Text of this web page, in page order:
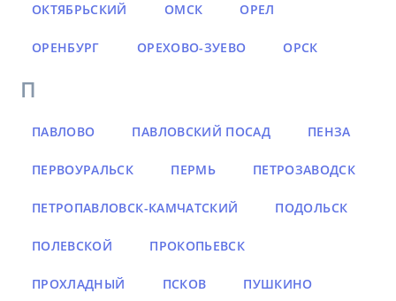
ОКТЯБРЬСКИЙ ОМСК ОРЕЛ
ОРЕНБУРГ ОРЕХОВО-ЗУЕВО ОРСК
П
ПАВЛОВО ПАВЛОВСКИЙ ПОСАД ПЕНЗА
ПЕРВОУРАЛЬСК ПЕРМЬ ПЕТРОЗАВОДСК
ПЕТРОПАВЛОВСК-КАМЧАТСКИЙ ПОДОЛЬСК
ПОЛЕВСКОЙ ПРОКОПЬЕВСК
ПРОХЛАДНЫЙ ПСКОВ ПУШКИНО